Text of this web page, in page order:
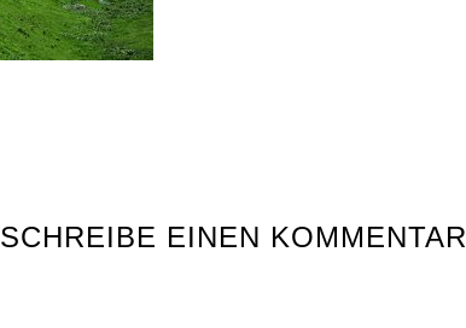
SCHREIBE EINEN KOMMENTAR